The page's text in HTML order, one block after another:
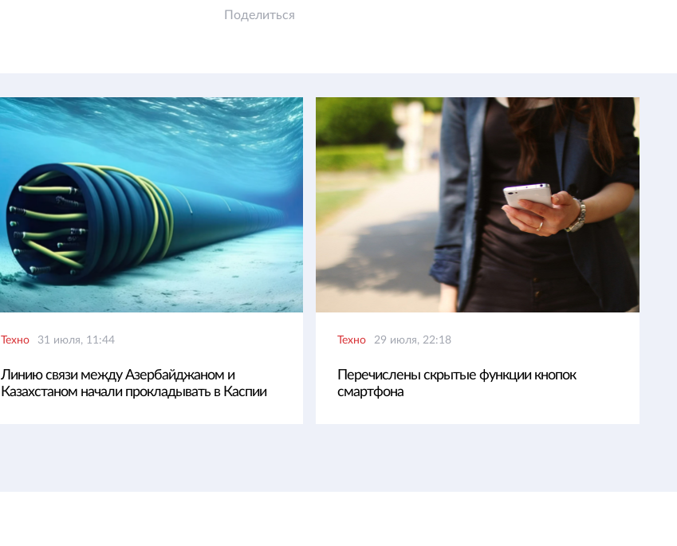
Поделиться
Техно 31 июля, 11:44
Линию связи между Азербайджаном и
Казахстаном начали прокладывать в Каспии
Техно 29 июля, 22:18
Перечислены скрытые функции кнопок
смартфона